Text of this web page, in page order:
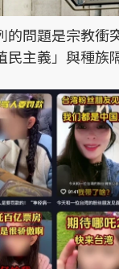
的問題是宗教衝
民主義」與種族